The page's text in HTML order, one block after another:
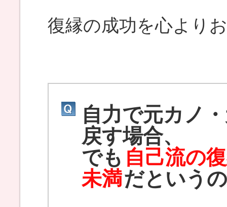
復縁の成功を心より
自力で元カノ
戻す場合、
でも 自己流の
未満だという